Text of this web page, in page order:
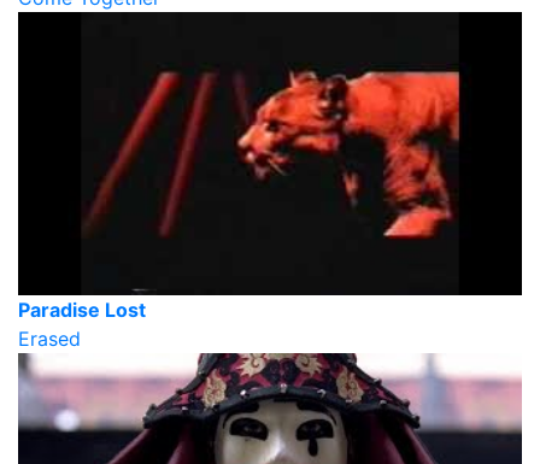
Paradise Lost
Erased